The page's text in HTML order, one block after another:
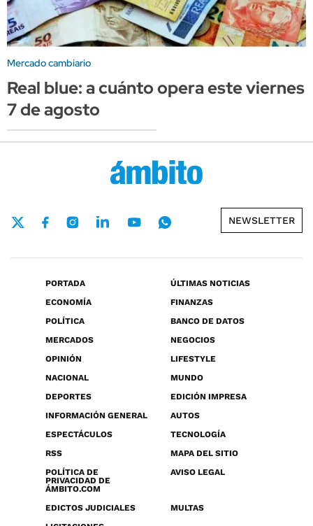
Mercado cambiario
Real blue: a cuánto opera este viernes
7 de agosto
NEWSLETTER
PORTADA
ÚLTIMAS NOTICIAS
ECONOMÍA
FINANZAS
POLÍTICA
BANCO DE DATOS
MERCADOS
NEGOCIOS
OPINIÓN
LIFESTYLE
NACIONAL
MUNDO
DEPORTES
EDICIÓN IMPRESA
INFORMACIÓN GENERAL
AUTOS
ESPECTÁCULOS
TECNOLOGÍA
RSS
MAPA DEL SITIO
POLÍTICA DE
PRIVACIDAD DE
ÁMBITO.COM
AVISO LEGAL
EDICTOS JUDICIALES
MULTAS